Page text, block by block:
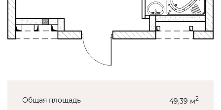
Общая площадь 49,39 м2